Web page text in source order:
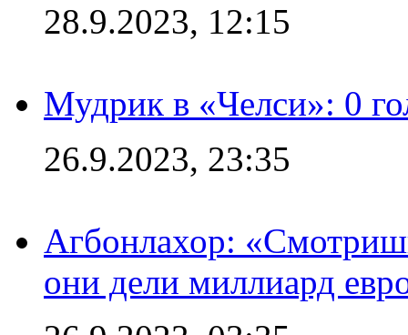
28.9.2023, 12:15
Мудрик в «Челси»: 0
26.9.2023, 23:35
Агбонлахор:
они дели миллиард